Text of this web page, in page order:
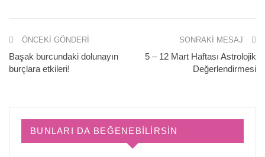
ÖNCEKI GÖNDERI
Başak burcundaki dolunayın
burçlara etkileri!
SONRAKI MESAJ
5 – 12 Mart Haftası Astrolojik
Değerlendirmesi
BUNLARI DA BEĞENEBILIRSIN